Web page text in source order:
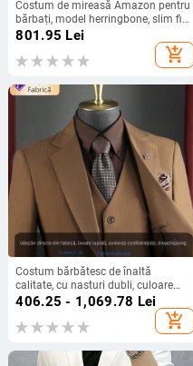
Costum de mireasă Amazon pentru
bărbați, model herringbone, slim fit,
din trei piese, cadou de nuntă
pentru bărbați, pentru serviciu și
timp liber
801.95 Lei
add_shopping_cart
Costum bărbătesc de înaltă
calitate, cu nasturi dubli, culoare
maro, potrivit pentru nunți și
evenimente oficiale, vestimentație
business
406.25 - 1,069.78 Lei
add_shopping_cart